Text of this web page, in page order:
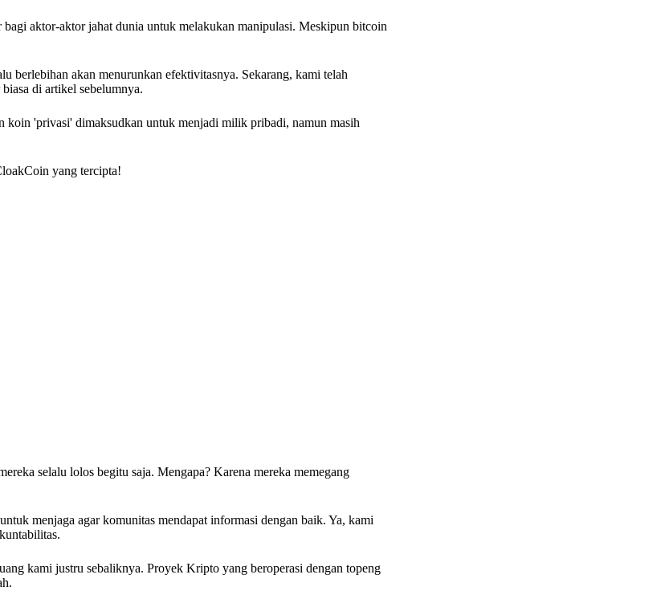
aktor-aktor jahat dunia untuk melakukan manipulasi. Meskipun bitcoin
akan menurunkan efektivitasnya. Sekarang, kami telah
di artikel sebelumnya.
'privasi' dimaksudkan untuk menjadi milik pribadi, namun masih
yang tercipta!
selalu lolos begitu saja. Mengapa? Karena mereka memegang
menjaga agar komunitas mendapat informasi dengan baik. Ya, kami
kami justru sebaliknya. Proyek Kripto yang beroperasi dengan topeng